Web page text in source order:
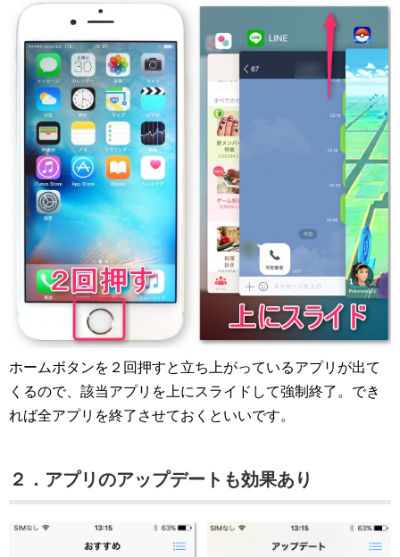
ホームボタンを２回押すと立ち上がっているアプリが出て
くるので、該当アプリを上にスライドして強制終了。でき
れば全アプリを終了させておくといいです。
２．アプリのアップデートも効果あり